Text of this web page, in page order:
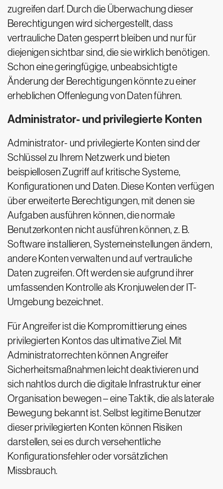
zugreifen darf. Durch die Überwachung dieser
Berechtigungen wird sichergestellt, dass
vertrauliche Daten gesperrt bleiben und nur für
diejenigen sichtbar sind, die sie wirklich benötigen.
Schon eine geringfügige, unbeabsichtigte
Änderung der Berechtigungen könnte zu einer
erheblichen Offenlegung von Daten führen.
Administrator- und privilegierte Konten
Administrator- und privilegierte Konten sind der
Schlüssel zu Ihrem Netzwerk und bieten
beispiellosen Zugriff auf kritische Systeme,
Konfigurationen und Daten. Diese Konten verfügen
über erweiterte Berechtigungen, mit denen sie
Aufgaben ausführen können, die normale
Benutzerkonten nicht ausführen können, z. B.
Software installieren, Systemeinstellungen ändern,
andere Konten verwalten und auf vertrauliche
Daten zugreifen. Oft werden sie aufgrund ihrer
umfassenden Kontrolle als Kronjuwelen der IT-
Umgebung bezeichnet.
Für Angreifer ist die Kompromittierung eines
privilegierten Kontos das ultimative Ziel. Mit
Administratorrechten können Angreifer
Sicherheitsmaßnahmen leicht deaktivieren und
sich nahtlos durch die digitale Infrastruktur einer
Organisation bewegen – eine Taktik, die als laterale
Bewegung bekannt ist. Selbst legitime Benutzer
dieser privilegierten Konten können Risiken
darstellen, sei es durch versehentliche
Konfigurationsfehler oder vorsätzlichen
Missbrauch.